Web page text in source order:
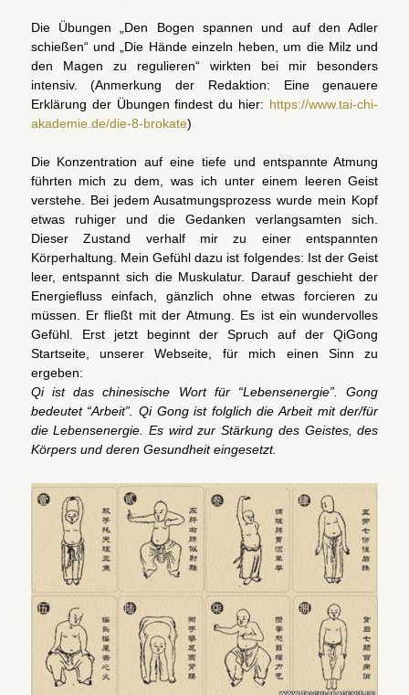
Die Übungen „Den Bogen spannen und auf den Adler
schießen“ und „Die Hände einzeln heben, um die Milz und
den Magen zu regulieren“ wirkten bei mir besonders
intensiv. (Anmerkung der Redaktion: Eine genauere
Erklärung der Übungen findest du hier: https://www.tai-chi-
akademie.de/die-8-brokate)
Die Konzentration auf eine tiefe und entspannte Atmung
führten mich zu dem, was ich unter einem leeren Geist
verstehe. Bei jedem Ausatmungsprozess wurde mein Kopf
etwas ruhiger und die Gedanken verlangsamten sich.
Dieser Zustand verhalf mir zu einer entspannten
Körperhaltung. Mein Gefühl dazu ist folgendes: Ist der Geist
leer, entspannt sich die Muskulatur. Darauf geschieht der
Energiefluss einfach, gänzlich ohne etwas forcieren zu
müssen. Er fließt mit der Atmung. Es ist ein wundervolles
Gefühl. Erst jetzt beginnt der Spruch auf der QiGong
Startseite, unserer Webseite, für mich einen Sinn zu
ergeben:
Qi ist das chinesische Wort für “Lebensenergie”. Gong
bedeutet “Arbeit”. Qi Gong ist folglich die Arbeit mit der/für
die Lebensenergie. Es wird zur Stärkung des Geistes, des
Körpers und deren Gesundheit eingesetzt.